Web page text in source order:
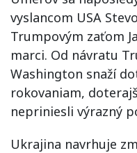
vyslancom USA
Trumpovým zaťom
marci. Od návratu
Washington snaží
rokovaniam,
nepriniesli výrazný
Ukrajina navrhuje